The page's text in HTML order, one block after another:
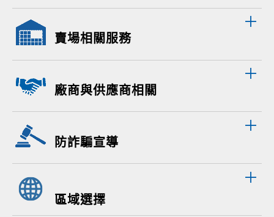
賣場相關服務
廠商與供應商相關
防詐騙宣導
區域選擇